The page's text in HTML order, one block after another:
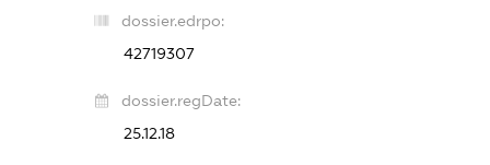
dossier.edrpo:
42719307
dossier.regDate:
25.12.18